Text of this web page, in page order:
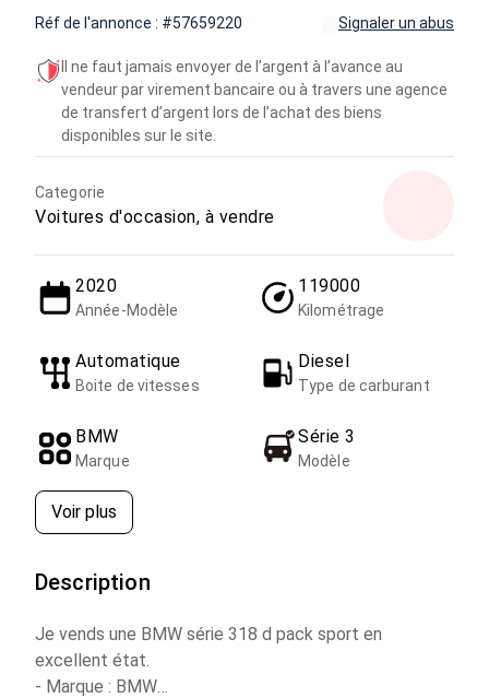
Réf de l'annonce : #57659220 Signaler un abus
Il ne faut jamais envoyer de l’argent à l’avance au
vendeur par virement bancaire ou à travers une agence
de transfert d’argent lors de l’achat des biens
disponibles sur le site.
Categorie
Voitures d'occasion, à vendre
2020
Année-Modèle
119000
Kilométrage
Automatique
Boite de vitesses
Diesel
Type de carburant
BMW
Marque
Série 3
Modèle
Voir plus
Description
Je vends une BMW série 318 d pack sport en
excellent état.
- Marque : BMW